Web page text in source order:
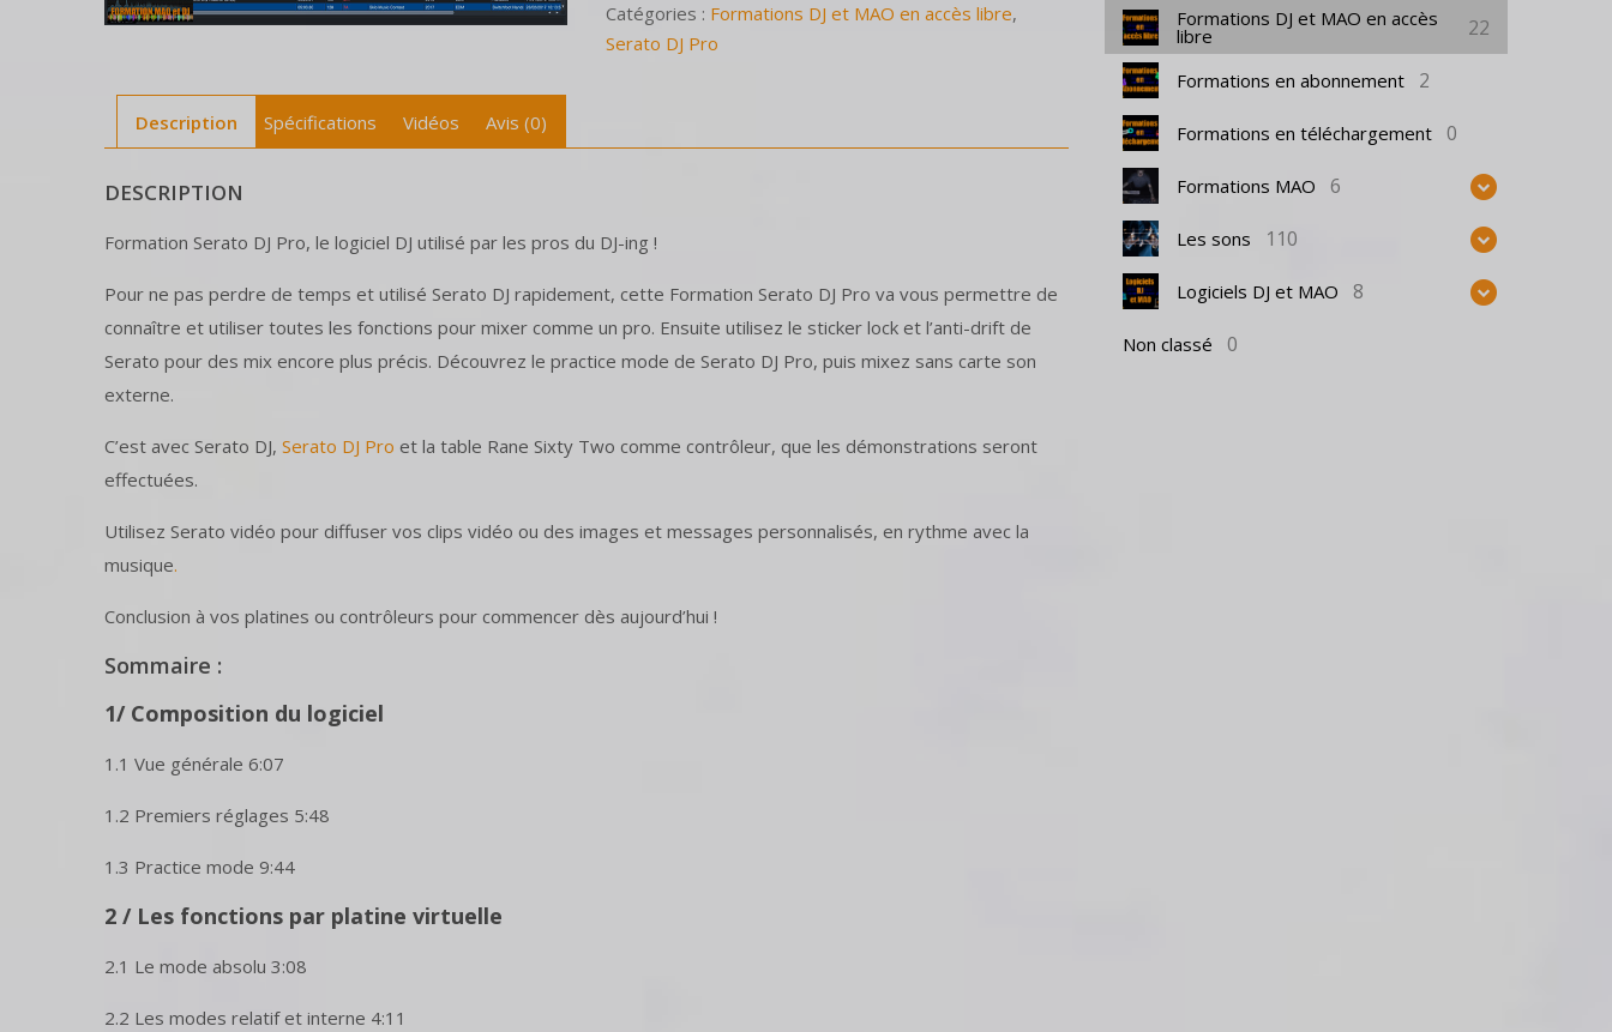
Catégories : Formations DJ et MAO en accès libre,
Serato DJ Pro
Description Spécifications Vidéos Avis (0)
DESCRIPTION
Formation Serato DJ Pro, le logiciel DJ utilisé par les pros du DJ-ing !
Pour ne pas perdre de temps et utilisé Serato DJ rapidement, cette Formation Serato DJ Pro va vous permettre de
connaître et utiliser toutes les fonctions pour mixer comme un pro. Ensuite utilisez le sticker lock et l’anti-drift de
Serato pour des mix encore plus précis. Découvrez le practice mode de Serato DJ Pro, puis mixez sans carte son
externe.
C’est avec Serato DJ, Serato DJ Pro et la table Rane Sixty Two comme contrôleur, que les démonstrations seront
effectuées.
Utilisez Serato vidéo pour diffuser vos clips vidéo ou des images et messages personnalisés, en rythme avec la
musique.
Conclusion à vos platines ou contrôleurs pour commencer dès aujourd’hui !
Sommaire :
1/ Composition du logiciel
1.1 Vue générale 6:07
1.2 Premiers réglages 5:48
1.3 Practice mode 9:44
2 / Les fonctions par platine virtuelle
2.1 Le mode absolu 3:08
2.2 Les modes relatif et interne 4:11
Formations DJ et MAO en accès
libre 22
Formations en abonnement 2
Formations en téléchargement 0
Formations MAO 6
Les sons 110
Logiciels DJ et MAO 8
Non classé 0